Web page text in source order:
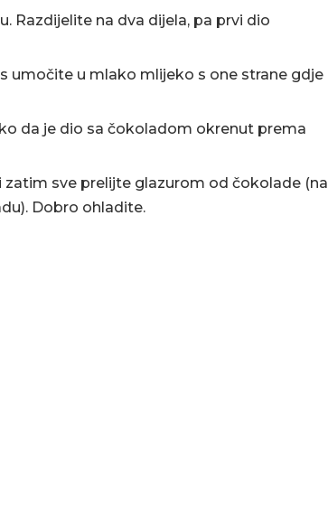
Razdijelite na dva dijela, pa prvi dio
umočite u mlako mlijeko s one strane gdje
da je dio sa čokoladom okrenut prema
sve prelijte glazurom od čokolade (na
Dobro ohladite.